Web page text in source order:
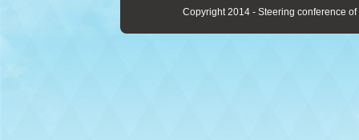
Copyright 2014 - Steering conference